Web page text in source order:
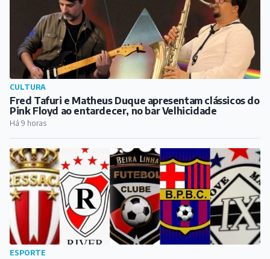
CULTURA
Fred Tafuri e Matheus Duque apresentam clássicos do
Pink Floyd ao entardecer, no bar Velhicidade
Há 9 horas
ESPORTE